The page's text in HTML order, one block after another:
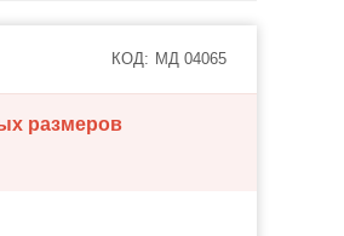
КОД: МД 04065
размеров